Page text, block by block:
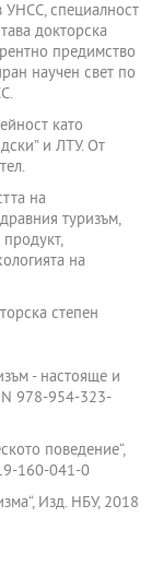
УНСС, специалност
докторска
предимство
научен свет по
като
и ЛТУ. От
на
туризъм,
на
степен
- настояще и
978-954-323-
поведение“,
160-041-0
Изд. НБУ, 2018